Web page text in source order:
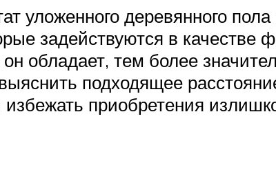
уложенного деревянного
задействуются в качестве
обладает, тем более
подходящее
приобретения